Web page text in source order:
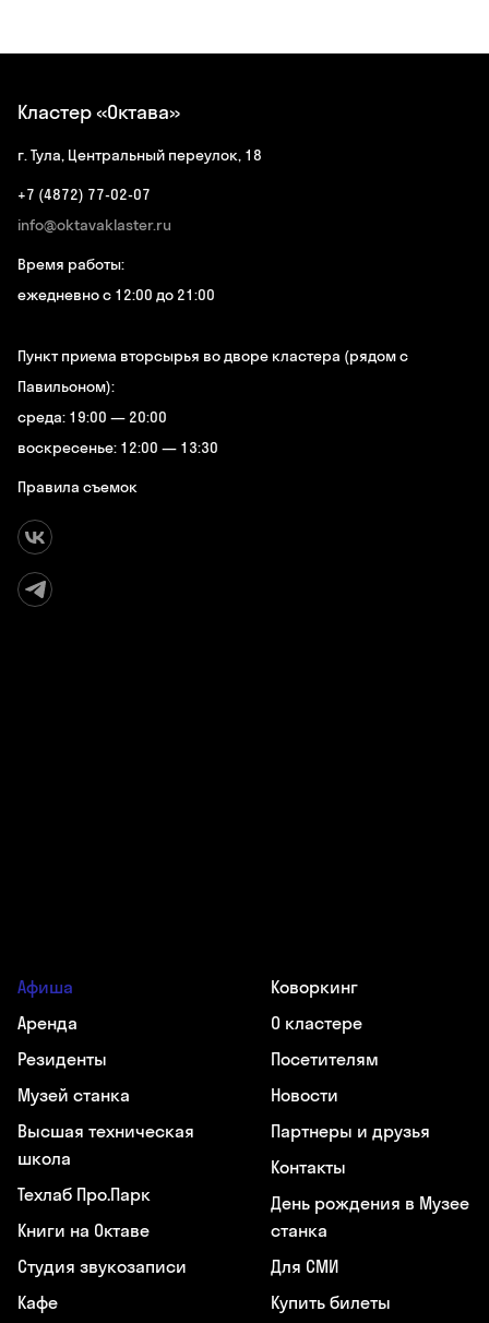
Кластер «Октава»
г. Тула, Центральный переулок, 18
+7 (4872) 77-02-07
info@oktavaklaster.ru
Время работы:
ежедневно с 12:00 до 21:00
Пункт приема вторсырья во дворе кластера (рядом с
Павильоном):
среда: 19:00 — 20:00
воскресенье: 12:00 — 13:30
Правила съемок
Афиша
Аренда
Резиденты
Музей станка
Высшая техническая
школа
Техлаб Про.Парк
Книги на Октаве
Студия звукозаписи
Кафе
Коворкинг
О кластере
Посетителям
Новости
Партнеры и друзья
Контакты
День рождения в Музее
станка
Для СМИ
Купить билеты